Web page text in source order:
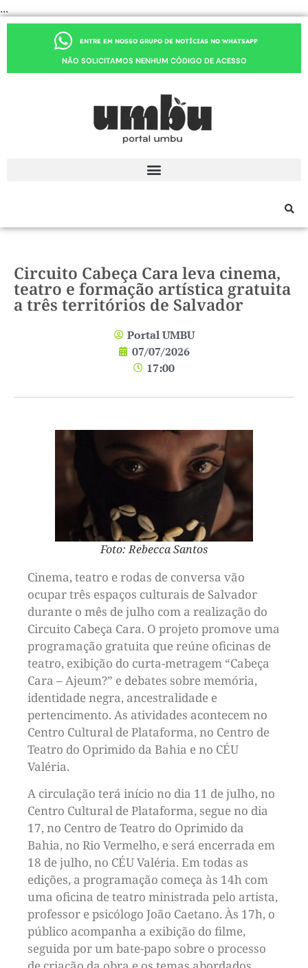
...
ENTRE EM NOSSO GRUPO DE NOTÍCIAS NO WHATSAPP
NÃO SOLICITAMOS NENHUM CÓDIGO DE ACESSO
Circuito Cabeça Cara leva cinema,
teatro e formação artística gratuita
a três territórios de Salvador
Portal UMBU
07/07/2026
17:00
Foto: Rebecca Santos
Cinema, teatro e rodas de conversa vão
ocupar três espaços culturais de Salvador
durante o mês de julho com a realização do
Circuito Cabeça Cara. O projeto promove uma
programação gratuita que reúne oficinas de
teatro, exibição do curta-metragem “Cabeça
Cara – Ajeum?” e debates sobre memória,
identidade negra, ancestralidade e
pertencimento. As atividades acontecem no
Centro Cultural de Plataforma, no Centro de
Teatro do Oprimido da Bahia e no CÉU
Valéria.
A circulação terá início no dia 11 de julho, no
Centro Cultural de Plataforma, segue no dia
17, no Centro de Teatro do Oprimido da
Bahia, no Rio Vermelho, e será encerrada em
18 de julho, no CÉU Valéria. Em todas as
edições, a programação começa às 14h com
uma oficina de teatro ministrada pelo artista,
professor e psicólogo João Caetano. Às 17h, o
público acompanha a exibição do filme,
seguida por um bate-papo sobre o processo